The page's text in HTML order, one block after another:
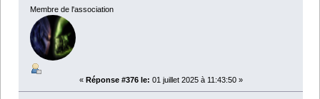
Membre de l'association
« Réponse #376 le: 01 juillet 2025 à 11:43:50 »